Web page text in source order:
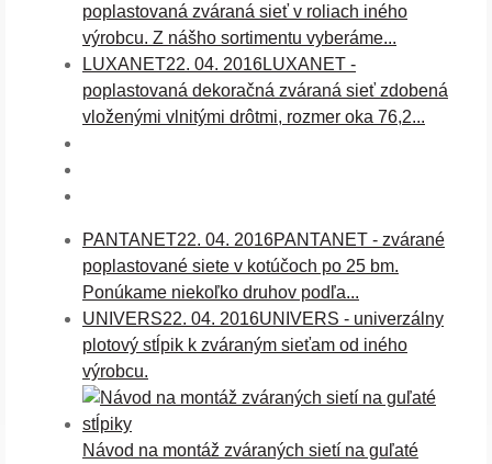
poplastovaná zváraná sieť v roliach iného
výrobcu. Z nášho sortimentu vyberáme...
LUXANET22. 04. 2016LUXANET -
poplastovaná dekoračná zváraná sieť zdobená
vloženými vlnitými drôtmi, rozmer oka 76,2...
PANTANET22. 04. 2016PANTANET - zvárané
poplastované siete v kotúčoch po 25 bm.
Ponúkame niekoľko druhov podľa...
UNIVERS22. 04. 2016UNIVERS - univerzálny
plotový stĺpik k zváraným sieťam od iného
výrobcu.
Návod na montáž zváraných sietí na guľaté